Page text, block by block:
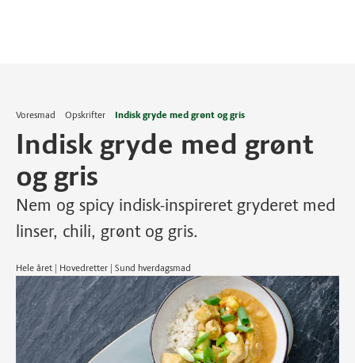
Voresmad Opskrifter Indisk gryde med grønt og gris
Indisk gryde med grønt
og gris
Nem og spicy indisk-inspireret gryderet med
linser, chili, grønt og gris.
Hele året | Hovedretter | Sund hverdagsmad